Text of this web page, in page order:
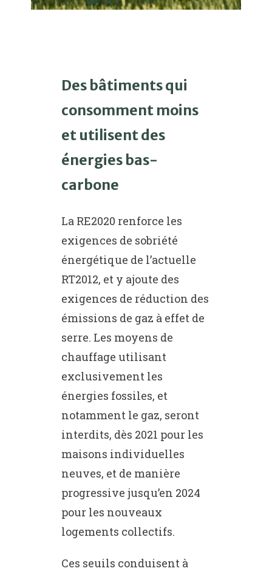
Des bâtiments qui
consomment moins
et utilisent des
énergies bas-
carbone
La RE2020 renforce les
exigences de sobriété
énergétique de l’actuelle
RT2012, et y ajoute des
exigences de réduction des
émissions de gaz à effet de
serre. Les moyens de
chauffage utilisant
exclusivement les
énergies fossiles, et
notamment le gaz, seront
interdits, dès 2021 pour les
maisons individuelles
neuves, et de manière
progressive jusqu’en 2024
pour les nouveaux
logements collectifs.
Ces seuils conduisent à